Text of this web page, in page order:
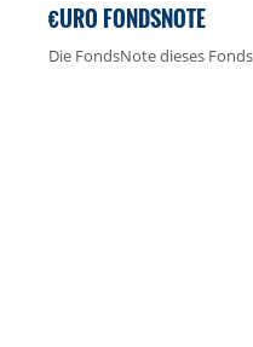
€URO FONDSNOTE
Die FondsNote dieses